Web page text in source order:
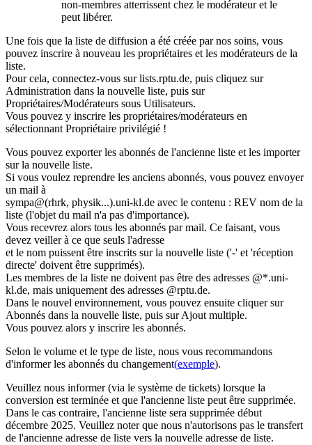
non-membres atterrissent chez le modérateur et le
peut libérer.
Une fois que la liste de diffusion a été créée par nos soins, vous
pouvez inscrire à nouveau les propriétaires et les modérateurs de la
liste.
Pour cela, connectez-vous sur lists.rptu.de, puis cliquez sur
Administration dans la nouvelle liste, puis sur
Propriétaires/Modérateurs sous Utilisateurs.
Vous pouvez y inscrire les propriétaires/modérateurs en
sélectionnant Propriétaire privilégié !
Vous pouvez exporter les abonnés de l'ancienne liste et les importer
sur la nouvelle liste.
Si vous voulez reprendre les anciens abonnés, vous pouvez envoyer
un mail à
sympa@(rhrk, physik...).uni-kl.de avec le contenu : REV nom de la
liste (l'objet du mail n'a pas d'importance).
Vous recevrez alors tous les abonnés par mail. Ce faisant, vous
devez veiller à ce que seuls l'adresse
et le nom puissent être inscrits sur la nouvelle liste ('-' et 'réception
directe' doivent être supprimés).
Les membres de la liste ne doivent pas être des adresses @*.uni-
kl.de, mais uniquement des adresses @rptu.de.
Dans le nouvel environnement, vous pouvez ensuite cliquer sur
Abonnés dans la nouvelle liste, puis sur Ajout multiple.
Vous pouvez alors y inscrire les abonnés.
Selon le volume et le type de liste, nous vous recommandons
d'informer les abonnés du changement(exemple).
Veuillez nous informer (via le système de tickets) lorsque la
conversion est terminée et que l'ancienne liste peut être supprimée.
Dans le cas contraire, l'ancienne liste sera supprimée début
décembre 2025. Veuillez noter que nous n'autorisons pas le transfert
de l'ancienne adresse de liste vers la nouvelle adresse de liste.